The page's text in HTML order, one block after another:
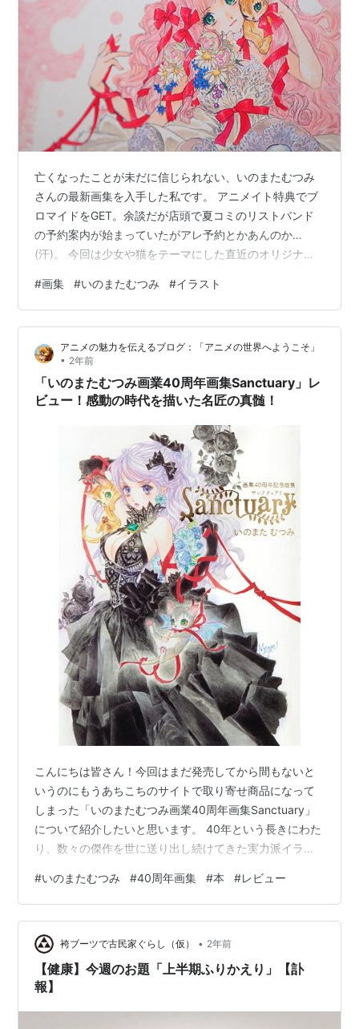
映画
宇宙戦士バルディオス（原画）
BIRTH（アニメーションコーディネーター）
ウインダリア（キャラクターデザイン・作画監
督・原画）
風の大陸（キャラクター原案）
・・・など。
ビデオ
幻夢戦記レダ（キャラクターデザイン・作画監
督・原画）
・・・など。
小説・漫画・雑誌
GBボンバー（漫画）全1巻
宇宙皇子（イラスト） ＊原作：藤川桂介
姫巫女（イラスト） ＊原作：武上純希
風の大陸（イラスト） ＊原作：竹河聖
月刊Newtype「水樹奈々の空想進化論」（イラス
ト）
イラスト集・画集
いのまたむつみ ラブリー・コレクション（ジ・アニ
メ特別編集/近代映画社）
幻夢戦記レダ―ファンタスティック・アドベンチャ
書店）
月の声星の夢―いのまたむつみ画集（富士見書房）
宇宙皇子2―いのまたむつみ画集（角川書店）
亡くなったことが未だに信じられない、いのまたむつみ
さんの最新画集を入手した私です。 アニメイト特典でブ
ロマイドをGET。余談だが店頭で夏コミのリストバンド
の予約案内が始まっていたがアレ予約とかあんのか…
(汗)。 今回は少女や猫をテーマにした直近のオリジナル
ュラ』や『テイルズシリーズ』のイラストなども複数収
録。 流石に前回の画集に比べると内容は限定的だが、こ
うして出版された事がただただ有難いし、巻末には世に
出なかった企画のラフイラストも掲載されており、中に
はまだ動いている物もあるとの事で、それらが日の目を
見る事を期待したい。 リンク
#画集 #いのまたむつみ #イラスト
アニメの魅力を伝えるブログ：「アニメの世界へようこそ」
• 2年前
「いのまたむつみ画業40周年画集Sanctuary」レ
ビュー！感動の時代を描いた名匠の真髄！
こんにちは皆さん！今回はまだ発売してから間もないと
いうのにもうあちこちのサイトで取り寄せ商品になって
しまった「いのまたむつみ画業40周年画集Sanctuary」
について紹介したいと思います。 40年という長きにわた
り、数々の傑作を世に送り出し続けてきた実力派イラス
ン、ゲーム、小説、雑誌などあらゆるジャンルに跨り、
日本のエンターテインメント史に欠かせない存在となっ
ています。 私はいのまたさんの作品ファンとして、幼い
頃から彼のスケッチブックに夢中だったんです。『幻夢
戦記レダ』『風の大陸』『宇宙皇子』といった往年の名
作から、『新世紀GPXサイバーフォ…
#いのまたむつみ #40周年画集 #本 #レビュー
袴ブーツで古民家ぐらし（仮） • 2年前
【健康】今週のお題「上半期ふりかえり」【訃
報】